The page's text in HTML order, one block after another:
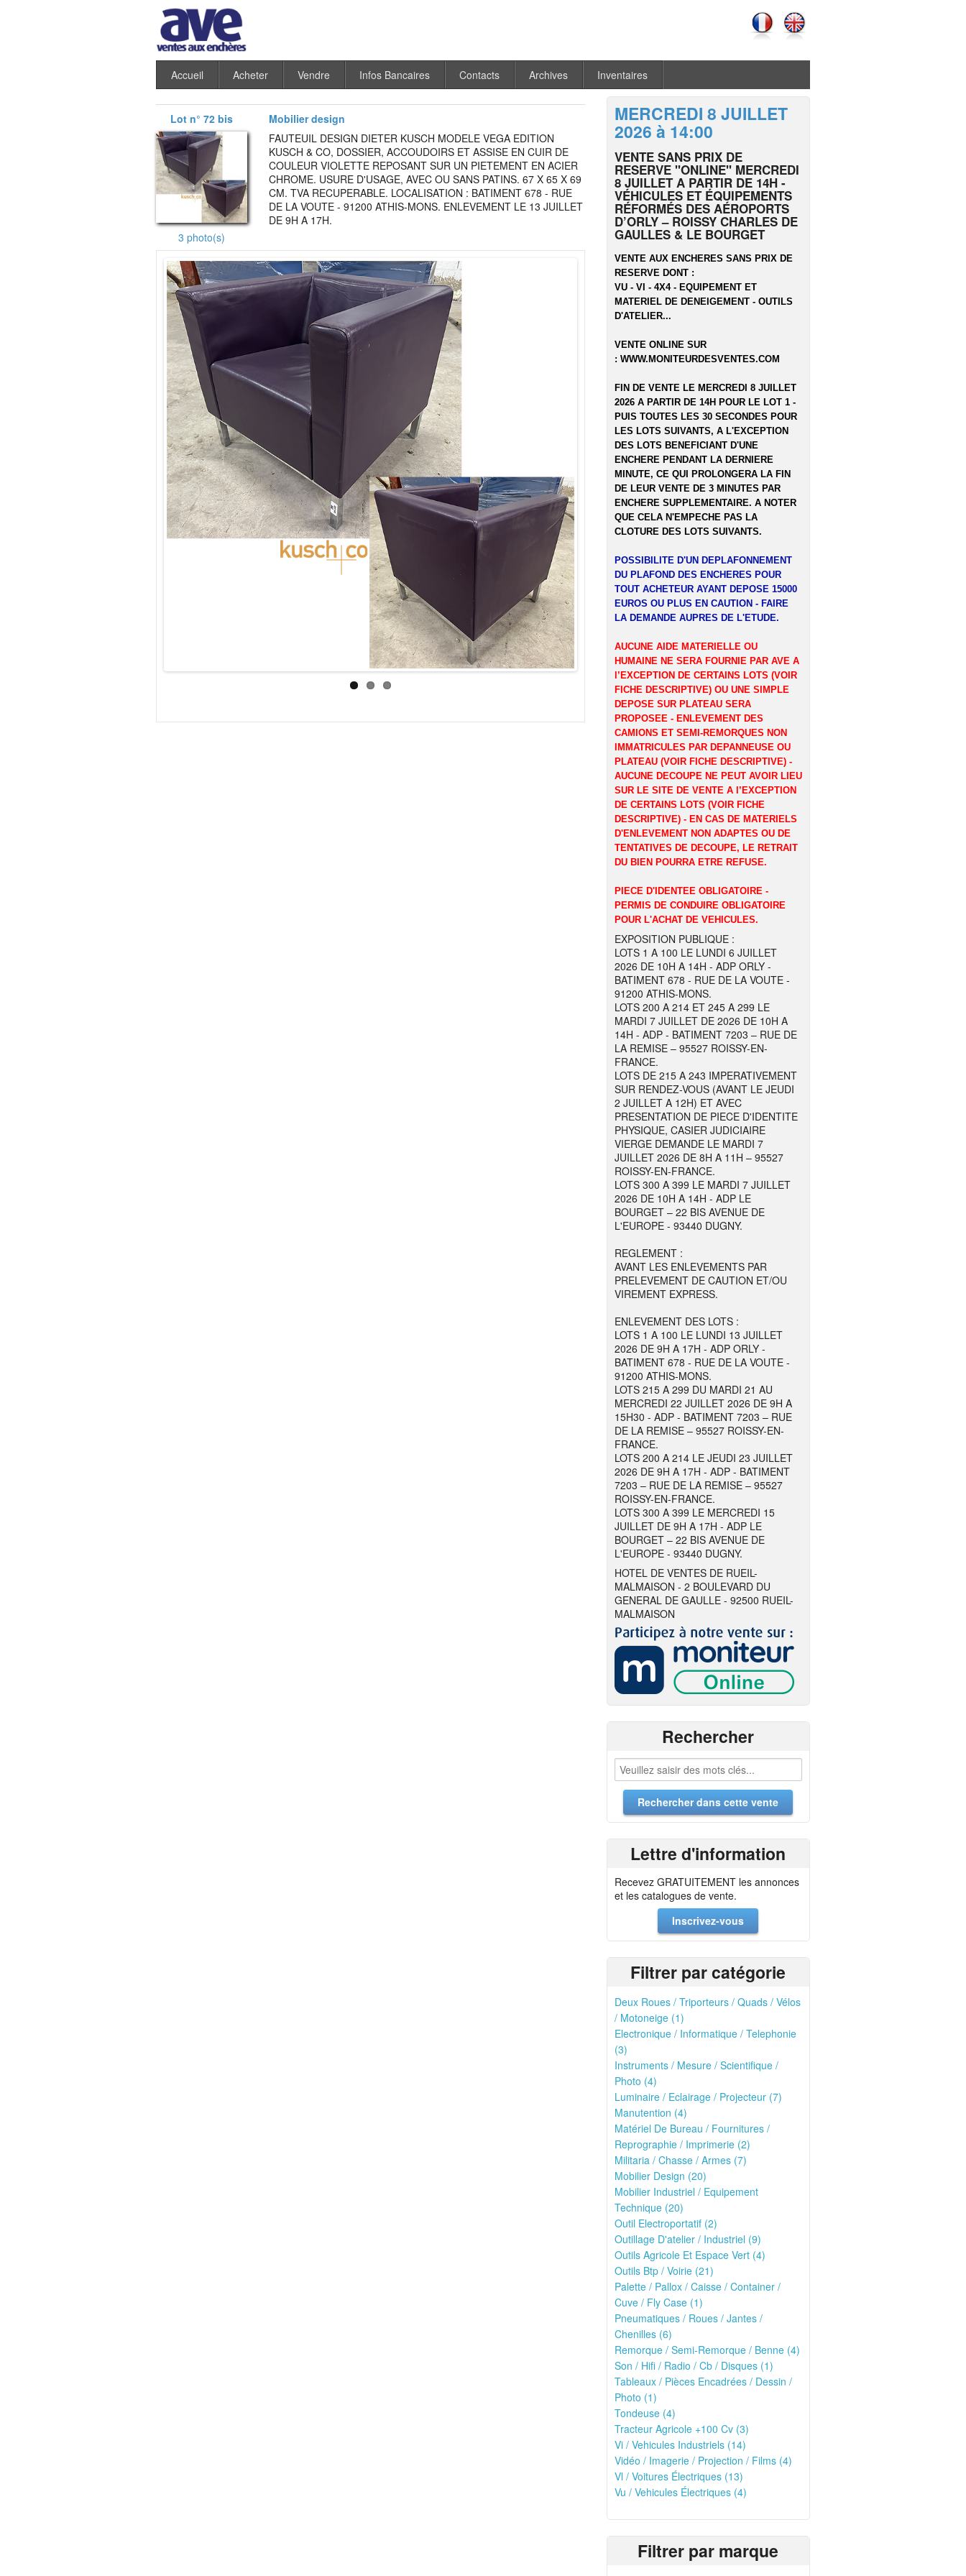
Accueil Acheter Vendre Infos Bancaires Contacts Archives Inventaires
Lot n° 72 bis Mobilier design
3 photo(s)
FAUTEUIL DESIGN DIETER KUSCH MODELE VEGA EDITION
KUSCH & CO, DOSSIER, ACCOUDOIRS ET ASSISE EN CUIR DE
COULEUR VIOLETTE REPOSANT SUR UN PIETEMENT EN ACIER
CHROME. USURE D'USAGE, AVEC OU SANS PATINS. 67 X 65 X 69
CM. TVA RECUPERABLE. LOCALISATION : BATIMENT 678 - RUE
DE LA VOUTE - 91200 ATHIS-MONS. ENLEVEMENT LE 13 JUILLET
DE 9H A 17H.
MERCREDI 8 JUILLET
2026 à 14:00
VENTE SANS PRIX DE
RESERVE "ONLINE" MERCREDI
8 JUILLET A PARTIR DE 14H -
VÉHICULES ET ÉQUIPEMENTS
RÉFORMÉS DES AÉROPORTS
D’ORLY – ROISSY CHARLES DE
GAULLES & LE BOURGET
VENTE AUX ENCHERES SANS PRIX DE
RESERVE DONT :
VU - VI - 4X4 - EQUIPEMENT ET
MATERIEL DE DENEIGEMENT - OUTILS
D'ATELIER...
VENTE ONLINE SUR
: WWW.MONITEURDESVENTES.COM
FIN DE VENTE LE MERCREDI 8 JUILLET
2026 A PARTIR DE 14H POUR LE LOT 1 -
PUIS TOUTES LES 30 SECONDES POUR
LES LOTS SUIVANTS, A L'EXCEPTION
DES LOTS BENEFICIANT D'UNE
ENCHERE PENDANT LA DERNIERE
MINUTE, CE QUI PROLONGERA LA FIN
DE LEUR VENTE DE 3 MINUTES PAR
ENCHERE SUPPLEMENTAIRE. A NOTER
QUE CELA N'EMPECHE PAS LA
CLOTURE DES LOTS SUIVANTS.
POSSIBILITE D'UN DEPLAFONNEMENT
DU PLAFOND DES ENCHERES POUR
TOUT ACHETEUR AYANT DEPOSE 15000
EUROS OU PLUS EN CAUTION - FAIRE
LA DEMANDE AUPRES DE L'ETUDE.
AUCUNE AIDE MATERIELLE OU
HUMAINE NE SERA FOURNIE PAR AVE A
l’EXCEPTION DE CERTAINS LOTS (VOIR
FICHE DESCRIPTIVE) OU UNE SIMPLE
DEPOSE SUR PLATEAU SERA
PROPOSEE - ENLEVEMENT DES
CAMIONS ET SEMI-REMORQUES NON
IMMATRICULES PAR DEPANNEUSE OU
PLATEAU (VOIR FICHE DESCRIPTIVE) -
AUCUNE DECOUPE NE PEUT AVOIR LIEU
SUR LE SITE DE VENTE A l’EXCEPTION
DE CERTAINS LOTS (VOIR FICHE
DESCRIPTIVE) - EN CAS DE MATERIELS
D'ENLEVEMENT NON ADAPTES OU DE
TENTATIVES DE DECOUPE, LE RETRAIT
DU BIEN POURRA ETRE REFUSE.
PIECE D'IDENTEE OBLIGATOIRE -
PERMIS DE CONDUIRE OBLIGATOIRE
POUR L'ACHAT DE VEHICULES.
EXPOSITION PUBLIQUE :
LOTS 1 A 100 LE LUNDI 6 JUILLET
2026 DE 10H A 14H - ADP ORLY -
BATIMENT 678 - RUE DE LA VOUTE -
91200 ATHIS-MONS.
LOTS 200 A 214 ET 245 A 299 LE
MARDI 7 JUILLET DE 2026 DE 10H A
14H - ADP - BATIMENT 7203 – RUE DE
LA REMISE – 95527 ROISSY-EN-
FRANCE.
LOTS DE 215 A 243 IMPERATIVEMENT
SUR RENDEZ-VOUS (AVANT LE JEUDI
2 JUILLET A 12H) ET AVEC
PRESENTATION DE PIECE D'IDENTITE
PHYSIQUE, CASIER JUDICIAIRE
VIERGE DEMANDE LE MARDI 7
JUILLET 2026 DE 8H A 11H – 95527
ROISSY-EN-FRANCE.
LOTS 300 A 399 LE MARDI 7 JUILLET
2026 DE 10H A 14H - ADP LE
BOURGET – 22 BIS AVENUE DE
L'EUROPE - 93440 DUGNY.
REGLEMENT :
AVANT LES ENLEVEMENTS PAR
PRELEVEMENT DE CAUTION ET/OU
VIREMENT EXPRESS.
ENLEVEMENT DES LOTS :
LOTS 1 A 100 LE LUNDI 13 JUILLET
2026 DE 9H A 17H - ADP ORLY -
BATIMENT 678 - RUE DE LA VOUTE -
91200 ATHIS-MONS.
LOTS 215 A 299 DU MARDI 21 AU
MERCREDI 22 JUILLET 2026 DE 9H A
15H30 - ADP - BATIMENT 7203 – RUE
DE LA REMISE – 95527 ROISSY-EN-
FRANCE.
LOTS 200 A 214 LE JEUDI 23 JUILLET
2026 DE 9H A 17H - ADP - BATIMENT
7203 – RUE DE LA REMISE – 95527
ROISSY-EN-FRANCE.
LOTS 300 A 399 LE MERCREDI 15
JUILLET DE 9H A 17H - ADP LE
BOURGET – 22 BIS AVENUE DE
L'EUROPE - 93440 DUGNY.
HOTEL DE VENTES DE RUEIL-
MALMAISON - 2 BOULEVARD DU
GENERAL DE GAULLE - 92500 RUEIL-
MALMAISON
Rechercher
Lettre d'information
Recevez GRATUITEMENT les annonces
et les catalogues de vente.
Inscrivez-vous
Filtrer par catégorie
Deux Roues / Triporteurs / Quads / Vélos
/ Motoneige (1)
Electronique / Informatique / Telephonie
(3)
Instruments / Mesure / Scientifique /
Photo (4)
Luminaire / Eclairage / Projecteur (7)
Manutention (4)
Matériel De Bureau / Fournitures /
Reprographie / Imprimerie (2)
Militaria / Chasse / Armes (7)
Mobilier Design (20)
Mobilier Industriel / Equipement
Technique (20)
Outil Electroportatif (2)
Outillage D'atelier / Industriel (9)
Outils Agricole Et Espace Vert (4)
Outils Btp / Voirie (21)
Palette / Pallox / Caisse / Container /
Cuve / Fly Case (1)
Pneumatiques / Roues / Jantes /
Chenilles (6)
Remorque / Semi-Remorque / Benne (4)
Son / Hifi / Radio / Cb / Disques (1)
Tableaux / Pièces Encadrées / Dessin /
Photo (1)
Tondeuse (4)
Tracteur Agricole +100 Cv (3)
Vi / Vehicules Industriels (14)
Vidéo / Imagerie / Projection / Films (4)
Vl / Voitures Électriques (13)
Vu / Vehicules Électriques (4)
Filtrer par marque